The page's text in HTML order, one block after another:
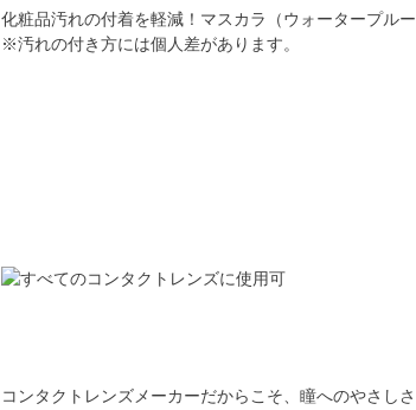
化粧品汚れの付着を軽減！マスカラ（ウォータープル
※汚れの付き方には個人差があります。
コンタクトレンズメーカーだからこそ、瞳へのやさし